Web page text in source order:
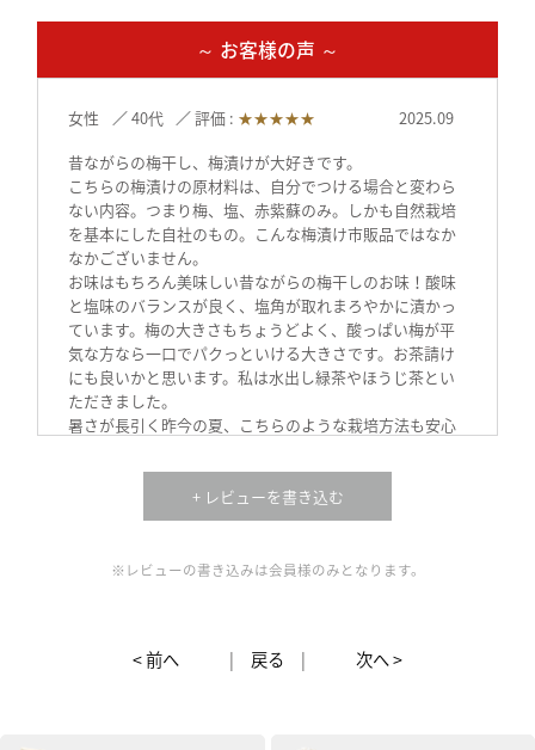
ボンラスパイユhttps://bonraspail.com/（横浜、吉祥寺各店）
サンスマイルhttps://www.sunsmile.org/（埼玉県）
AMRITARA https://www.amritara.com/
GIFTSPREMIUMhttps://giftspremium.jp/（名古屋市）
ロカボーノ伏見店https://locabuono.jp/（名古屋市）
三川屋 https://www.sangawa-ya.co.jp/（高山市）
飛騨物産館 https://www.takayama-gh.com/（高山市）
川島SA岐阜おみやげ
https://omiyadata.jp/restarea/kawashima/
旬楽善 各店 https://shun-rakuzen.com/
≪北陸≫
ナチュレ片山 https://nature-katayama.jp/ （新潟）
～ お客様の声 ～
女性 40代 評価 : ★★★★★
2025.09
昔ながらの梅干し、梅漬けが大好きです。
こちらの梅漬けの原材料は、自分でつける場合と変わら
ない内容。つまり梅、塩、赤紫蘇のみ。しかも自然栽培
を基本にした自社のもの。こんな梅漬け市販品ではなか
なかございません。
お味はもちろん美味しい昔ながらの梅干しのお味！酸味
と塩味のバランスが良く、塩角が取れまろやかに漬かっ
ています。梅の大きさもちょうどよく、酸っぱい梅が平
気な方なら一口でパクっといける大きさです。お茶請け
にも良いかと思います。私は水出し緑茶やほうじ茶とい
ただきました。
暑さが長引く昨今の夏、こちらのような栽培方法も安心
乗り切りたいと思います。
+ レビューを書き込む
※レビューの書き込みは会員様のみとなります。
< 前へ | 戻る | 次へ >